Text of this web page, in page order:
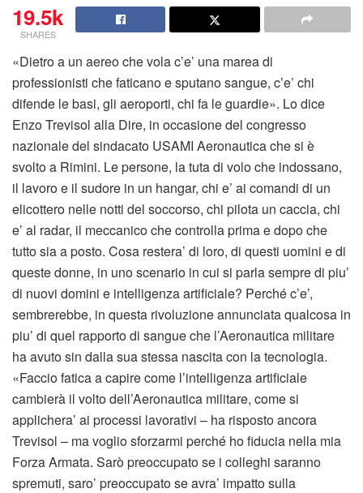
19.5k
SHARES
«Dietro a un aereo che vola c’e’ una marea di
professionisti che faticano e sputano sangue, c’e’ chi
difende le basi, gli aeroporti, chi fa le guardie». Lo dice
Enzo Trevisol alla Dire, in occasione del congresso
nazionale del sindacato USAMI Aeronautica che si è
svolto a Rimini. Le persone, la tuta di volo che indossano,
il lavoro e il sudore in un hangar, chi e’ ai comandi di un
elicottero nelle notti del soccorso, chi pilota un caccia, chi
e’ al radar, il meccanico che controlla prima e dopo che
tutto sia a posto. Cosa restera’ di loro, di questi uomini e di
queste donne, in uno scenario in cui si parla sempre di piu’
di nuovi domini e intelligenza artificiale? Perché c’e’,
sembrerebbe, in questa rivoluzione annunciata qualcosa in
piu’ di quel rapporto di sangue che l’Aeronautica militare
ha avuto sin dalla sua stessa nascita con la tecnologia.
«Faccio fatica a capire come l’intelligenza artificiale
cambierà il volto dell’Aeronautica militare, come si
applichera’ ai processi lavorativi – ha risposto ancora
Trevisol – ma voglio sforzarmi perché ho fiducia nella mia
Forza Armata. Sarò preoccupato se i colleghi saranno
spremuti, saro’ preoccupato se avra’ impatto sulla